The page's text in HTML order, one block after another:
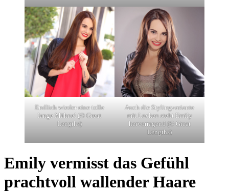
Endlich wieder eine tolle
lange Mähne! (© Great
Lengths)
Auch die Stylingvariante
mit Locken steht Emily
hervorragend (© Great
Lengths)
Emily vermisst das Gefühl
prachtvoll wallender Haare